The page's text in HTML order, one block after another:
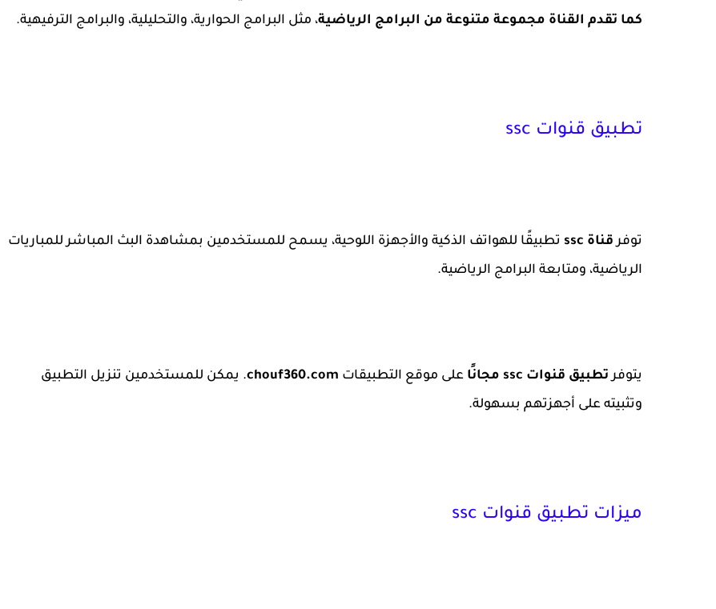
كما تقدم القناة مجموعة متنوعة من البرامج الرياضية، مثل البرامج الحوارية، والتحليلية، والبرامج الترفيهية.
تطبيق قنوات ssc
توفرقناة ssc
تطبيقًا للهواتف الذكية والأجهزة اللوحية، يسمح للمستخدمين بمشاهدة البث المباشر للمباريات
الرياضية، ومتابعة البرامج الرياضية.
يتوفرتطبيق قنوات ssc مجانًا على موقع التطبيقات chouf360.com. يمكن للمستخدمين تنزيل التطبيق
وتثبيته على أجهزتهم بسهولة.
ميزات تطبيق قنوات ssc